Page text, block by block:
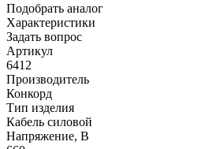
Подобрать аналог
Характеристики
Задать вопрос
Артикул
6412
Производитель
Конкорд
Тип изделия
Кабель силовой
Напряжение, В